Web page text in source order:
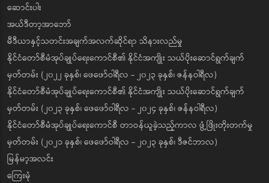
ဆောင်းပါး
အယ်ဒီတာ့အာဘော်
မီဒီယာနှင့်သတင်းအချက်အလက်ဆိုင်ရာ သိနားလည်မှု
နိုင်ငံတော်စီမံအုပ်ချုပ်ရေးကောင်စီ၏ နိုင်ငံအကျိုး သယ်ပိုးဆောင်ရွက်ချက်
မှတ်တမ်း (၂၀၂၂ ခုနှစ်၊ ဖေဖော်ဝါရီလ - ၂၀၂၃ ခုနှစ်၊ ဇန်နဝါရီလ)
နိုင်ငံတော်စီမံအုပ်ချုပ်ရေးကောင်စီ၏ နိုင်ငံအကျိုး သယ်ပိုးဆောင်ရွက်ချက်
မှတ်တမ်း (၂၀၂၃ ခုနှစ်၊ ဖေဖော်ဝါရီလ - ၂၀၂၄ ခုနှစ်၊ ဇန်နဝါရီလ)
နိုင်ငံတော်စီမံအုပ်ချုပ်ရေးကောင်စီ တာဝန်ယူခဲ့သည့်ကာလ ဖွံ့ဖြိုးတိုးတက်မှု
မှတ်တမ်း (၂၀၂၁ ခုနှစ်၊ ဖေဖော်ဝါရီလ - ၂၀၂၃ ခုနှစ်၊ ဒီဇင်ဘာလ)
မြန်မာ့အလင်း
ကြေးမုံ